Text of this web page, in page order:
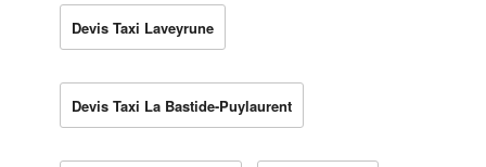
Devis Taxi Laveyrune
Devis Taxi La Bastide-Puylaurent